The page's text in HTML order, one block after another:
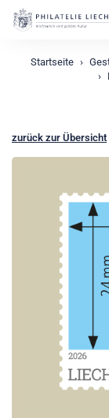
Startseite
zurück zur Übersicht